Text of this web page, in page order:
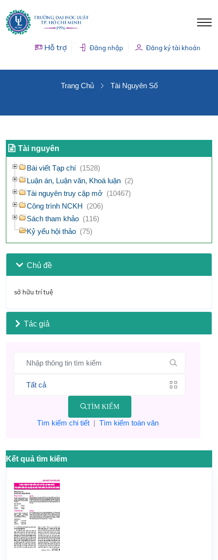
Hỗ trợ Đăng nhập Đăng ký tài khoản
Trang Chủ Tài Nguyên Số
Tài nguyên
Bài viết Tạp chí (1528)
Luận án, Luận văn, Khoá luận (2)
Tài nguyên truy cập mở (10467)
Công trình NCKH (206)
Sách tham khảo (116)
Kỷ yếu hội thảo (75)
Chủ đề
sở hữu trí tuệ
Tác giả
TÌM KIẾM
Tìm kiếm chi tiết| Tìm kiếm toàn văn
Kết quả tìm kiếm